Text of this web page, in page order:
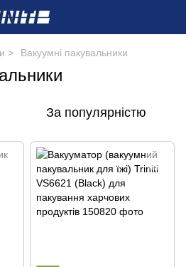
> Вакуумні пакувальники
За популярністю